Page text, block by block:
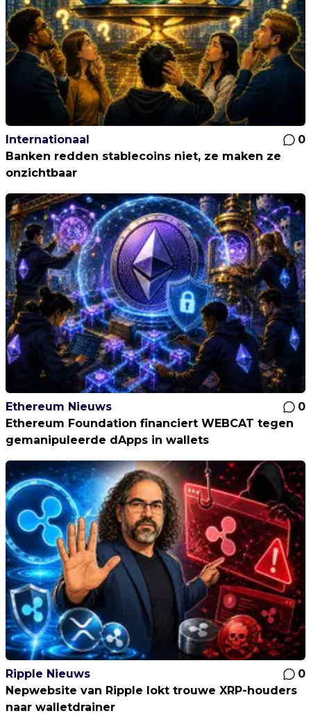
Internationaal
0
Banken redden stablecoins niet, ze maken ze
onzichtbaar
Ethereum Nieuws
0
Ethereum Foundation financiert WEBCAT tegen
gemanipuleerde dApps in wallets
Ripple Nieuws
0
Nepwebsite van Ripple lokt trouwe XRP-houders
naar walletdrainer